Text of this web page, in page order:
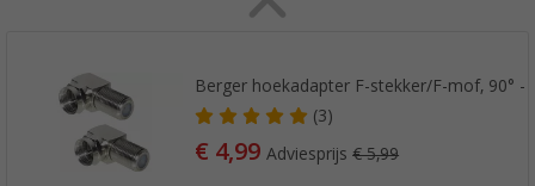
Berger hoekadapter F-stekker/F-mof, 90° -
(3)
€ 4,99Adviesprijs€ 5,99